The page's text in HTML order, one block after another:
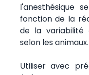
l'anesthésique
fonction de la
de la variabilité
selon les animaux.
Utiliser avec